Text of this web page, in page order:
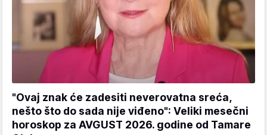
"Ovaj znak će zadesiti neverovatna sreća,
nešto što do sada nije viđeno": Veliki mesečni
horoskop za AVGUST 2026. godine od Tamare